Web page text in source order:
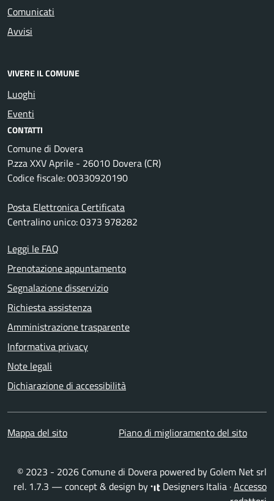
Comunicati
Avvisi
VIVERE IL COMUNE
Luoghi
Eventi
CONTATTI
Comune di Dovera
P.zza XXV Aprile - 26010 Dovera (CR)
Codice fiscale: 00330920190
Posta Elettronica Certificata
Centralino unico: 0373 978282
Leggi le FAQ
Prenotazione appuntamento
Segnalazione disservizio
Richiesta assistenza
Amministrazione trasparente
Informativa privacy
Note legali
Dichiarazione di accessibilità
Mappa del sito Piano di miglioramento del sito
© 2023 - 2026 Comune di Dovera powered by Golem Net srl
rel. 1.7.3 — concept & design by
Designers Italia ·Accesso